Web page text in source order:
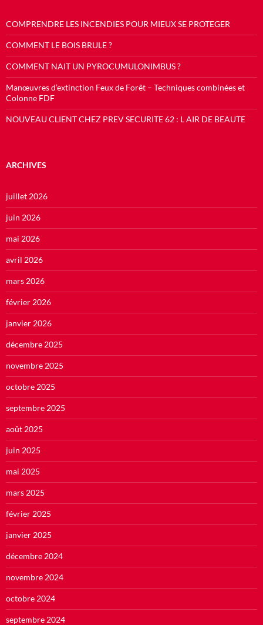
COMPRENDRE LES INCENDIES POUR MIEUX SE PROTEGER
COMMENT LE BOIS BRULE ?
COMMENT NAIT UN PYROCUMULONIMBUS ?
Manœuvres d’extinction Feux de Forêt – Techniques combinées et
Colonne FDF
NOUVEAU CLIENT CHEZ PREV SECURITE 62 : L AIR DE BEAUTE
ARCHIVES
juillet 2026
juin 2026
mai 2026
avril 2026
mars 2026
février 2026
janvier 2026
décembre 2025
novembre 2025
octobre 2025
septembre 2025
août 2025
juin 2025
mai 2025
mars 2025
février 2025
janvier 2025
décembre 2024
novembre 2024
octobre 2024
septembre 2024